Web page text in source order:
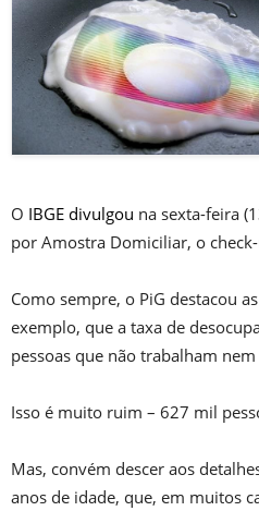
O IBGE divulgou na sexta-feira
por Amostra Domiciliar, o
Como sempre, o PiG destacou
exemplo, que a taxa de
pessoas que não trabalham
Isso é muito ruim – 627 mil
Mas, convém descer aos
anos de idade, que, em muitos